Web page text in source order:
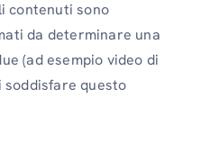
contenuti sono
da determinare una
(ad esempio video di
soddisfare questo